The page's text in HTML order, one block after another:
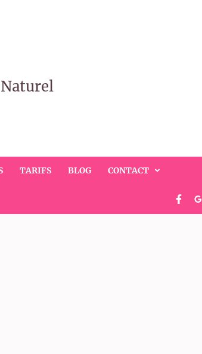
TARIFS BLOG CONTACT